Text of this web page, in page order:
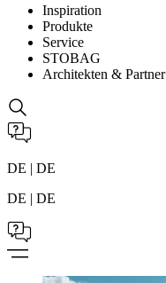
Inspiration
Produkte
Service
STOBAG
Architekten & Partner
DE | DE
DE | DE